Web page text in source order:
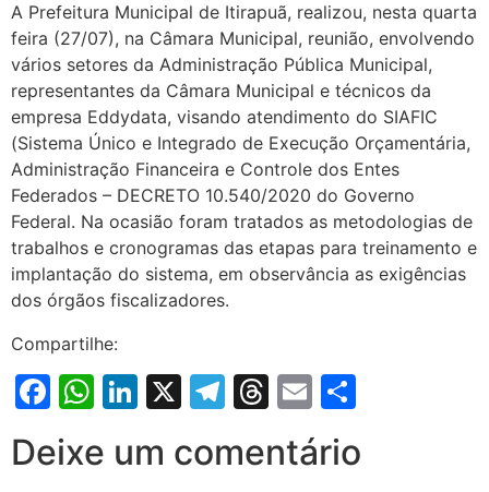
A Prefeitura Municipal de Itirapuã, realizou, nesta quarta
feira (27/07), na Câmara Municipal, reunião, envolvendo
vários setores da Administração Pública Municipal,
representantes da Câmara Municipal e técnicos da
empresa Eddydata, visando atendimento do SIAFIC
(Sistema Único e Integrado de Execução Orçamentária,
Administração Financeira e Controle dos Entes
Federados – DECRETO 10.540/2020 do Governo
Federal. Na ocasião foram tratados as metodologias de
trabalhos e cronogramas das etapas para treinamento e
implantação do sistema, em observância as exigências
dos órgãos fiscalizadores.
Compartilhe:
Facebook
WhatsApp
LinkedIn
X Telegram
Threads
Email
Deixe um comentário